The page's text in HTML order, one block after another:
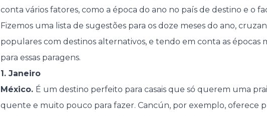
conta vários fatores, como a época do ano no país de destino e o
Fizemos uma lista de sugestões para os doze meses do ano,
populares com destinos alternativos, e tendo em conta as épocas
para essas paragens.
1. Janeiro
México. É um destino perfeito para casais que só querem uma
quente e muito pouco para fazer. Cancún, por exemplo, oferece